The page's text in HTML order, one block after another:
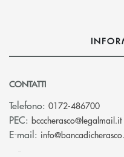
CONTATTI
Telefono: 0172-486700
PEC: bcccherasco@legalmail.it
E-mail: